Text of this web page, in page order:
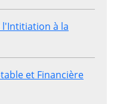
l'Intitiation à la
et Financière